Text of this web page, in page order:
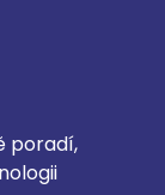
poradí,